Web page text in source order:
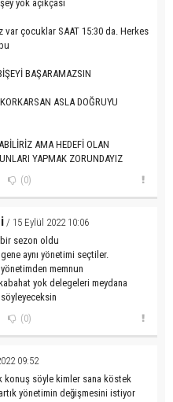
yok açıkçası
var çocuklar SAAT 15:30 da. Herkes
BAŞARAMAZSIN
ASLA DOĞRUYU
AMA HEDEFİ OLAN
YAPMAK ZORUNDAYIZ
(0)
/ 15 Eylül 2022 10:06
sezon oldu
aynı yönetimi seçtiler.
memnun
yok delegeleri meydana
(0)
09:52
konuş söyle kimler sana köstek
yönetimin değişmesini istiyor